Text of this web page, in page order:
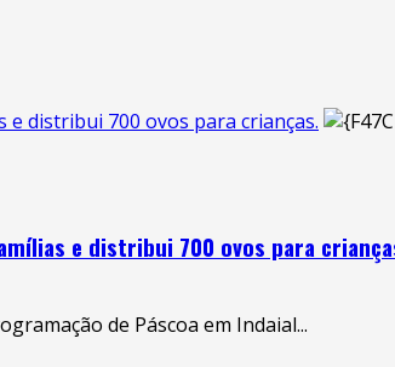
distribui 700 ovos para crianças.
e distribui 700 ovos para
de Páscoa em Indaial...